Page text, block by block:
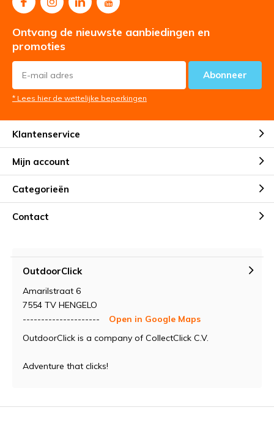
Ontvang de nieuwste aanbiedingen en
promoties
Abonneer
* Lees hier de wettelijke beperkingen
Klantenservice
Mijn account
Categorieën
Contact
OutdoorClick
Amarilstraat 6
7554 TV HENGELO
---------------------
Open in Google Maps
OutdoorClick is a company of CollectClick C.V.
Adventure that clicks!